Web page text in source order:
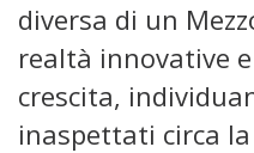
diversa di un
realtà innovative
crescita,
inaspettati circa